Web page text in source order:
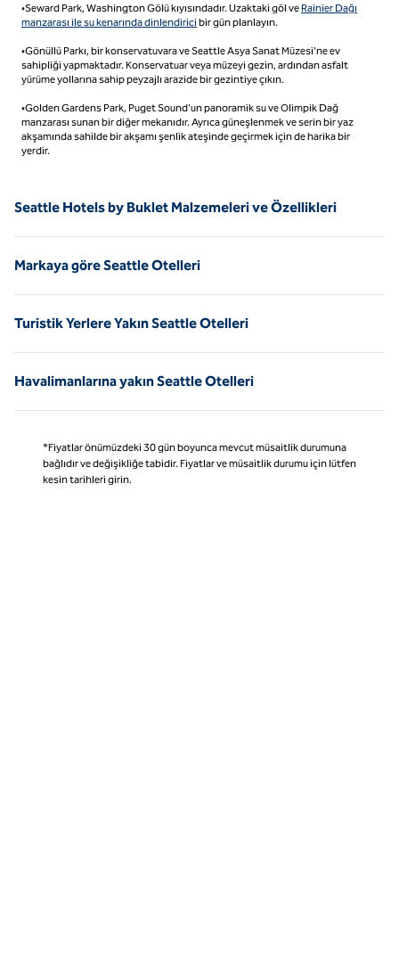
•Seward Park, Washington Gölü kıyısındadır. Uzaktaki göl ve Rainier Dağı
manzarası ile su kenarında dinlendiricibir gün planlayın.
•Gönüllü Parkı, bir konservatuvara ve Seattle Asya Sanat Müzesi'ne ev
sahipliği yapmaktadır. Konservatuar veya müzeyi gezin, ardından asfalt
yürüme yollarına sahip peyzajlı arazide bir gezintiye çıkın.
•Golden Gardens Park, Puget Sound'un panoramik su ve Olimpik Dağ
manzarası sunan bir diğer mekanıdır. Ayrıca güneşlenmek ve serin bir yaz
akşamında sahilde bir akşamı şenlik ateşinde geçirmek için de harika bir
yerdir.
Seattle Hotels by Buklet Malzemeleri ve Özellikleri
Markaya göre Seattle Otelleri
Turistik Yerlere Yakın Seattle Otelleri
Havalimanlarına yakın Seattle Otelleri
*Fiyatlar önümüzdeki 30 gün boyunca mevcut müsaitlik durumuna
bağlıdır ve değişikliğe tabidir. Fiyatlar ve müsaitlik durumu için lütfen
kesin tarihleri girin.